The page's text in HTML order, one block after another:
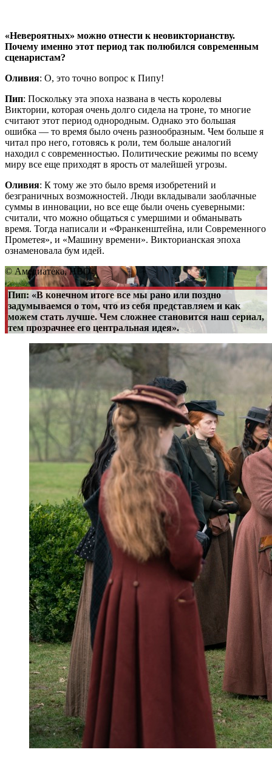
«Невероятных» можно отнести к неовикторианству.
Почему именно этот период так полюбился современным
сценаристам?
Оливия: О, это точно вопрос к Пипу!
Пип: Поскольку эта эпоха названа в честь королевы
Виктории, которая очень долго сидела на троне, то многие
считают этот период однородным. Однако это большая
ошибка — то время было очень разнообразным. Чем больше я
читал про него, готовясь к роли, тем больше аналогий
находил с современностью. Политические режимы по всему
миру все еще приходят в ярость от малейшей угрозы.
Оливия: К тому же это было время изобретений и
безграничных возможностей. Люди вкладывали заоблачные
суммы в инновации, но все еще были очень суеверными:
считали, что можно общаться с умершими и обманывать
время. Тогда написали и «Франкенштейна, или Современного
Прометея», и «Машину времени». Викторианская эпоха
ознаменовала бум идей.
© Амедиатека, HBO
Пип: «В конечном итоге все мы рано или поздно
задумываемся о том, что из себя представляем и как
можем стать лучше. Чем сложнее становится наш сериал,
тем прозрачнее его центральная идея».